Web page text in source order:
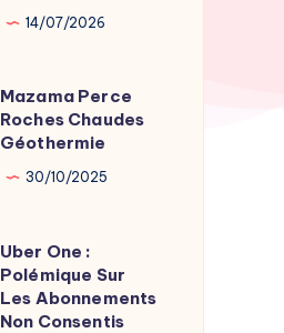
14/07/2026
Mazama Perce
Roches Chaudes
Géothermie
30/10/2025
Uber One :
Polémique Sur
Les Abonnements
Non Consentis